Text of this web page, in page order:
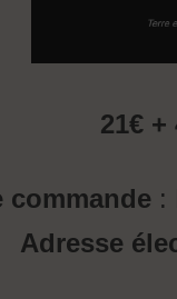
21€
commande :
Adresse